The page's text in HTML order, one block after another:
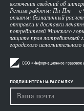
включения сведений об
Режим работы: Пн-Пт — с
оплаты: безналичный
отправки и доставки
потребителей Минского
защите прав потребителей
городского
ПОДПИШИТЕСЬ НА РАССЫЛКУ